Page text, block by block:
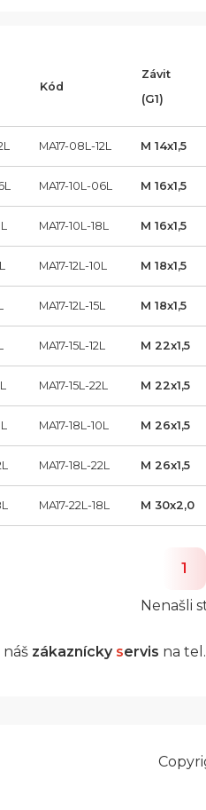
Kód
Závit
(G1)
MA17-08L-12L M 14x1,5
MA17-10L-06L M 16x1,5
MA17-10L-18L M 16x1,5
MA17-12L-10L M 18x1,5
MA17-12L-15L M 18x1,5
MA17-15L-12L M 22x1,5
MA17-15L-22L M 22x1,5
MA17-18L-10L M 26x1,5
MA17-18L-22L M 26x1,5
MA17-22L-18L M 30x2,0
1
Nenašli
zákaznícky servis na tel.